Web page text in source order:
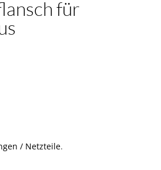
für
/ Netzteile.